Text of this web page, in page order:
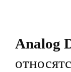
Analog